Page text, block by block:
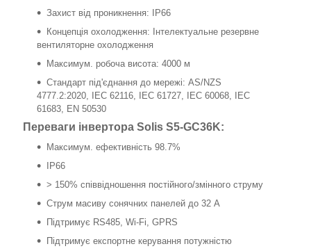
Захист від проникнення: IP66
Концепція охолодження: Інтелектуальне резервне
вентиляторне охолодження
Максимум. робоча висота: 4000 м
Стандарт під'єднання до мережі: AS/NZS
4777.2:2020, IEC 62116, IEC 61727, IEC 60068, IEC
61683, EN 50530
Переваги інвертора Solis S5-GC36K:
Максимум. ефективність 98.7%
IP66
> 150% співвідношення постійного/змінного струму
Струм масиву сонячних панелей до 32 А
Підтримує RS485, Wi-Fi, GPRS
Підтримує експортне керування потужністю